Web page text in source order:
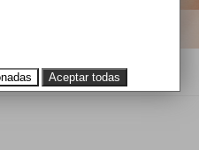
DIENTES
Aceptar todas